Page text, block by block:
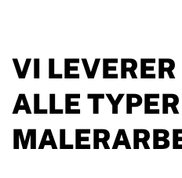
VI
ALLE TYPER